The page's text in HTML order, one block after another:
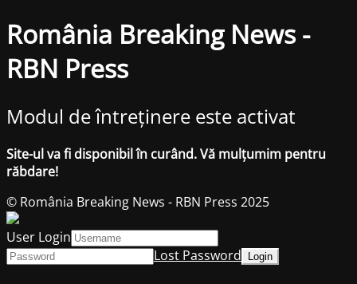
România Breaking News -
RBN Press
Modul de întreținere este activat
Site-ul va fi disponibil în curând. Vă mulțumim pentru
răbdare!
© România Breaking News - RBN Press 2025
User Login
Lost Password